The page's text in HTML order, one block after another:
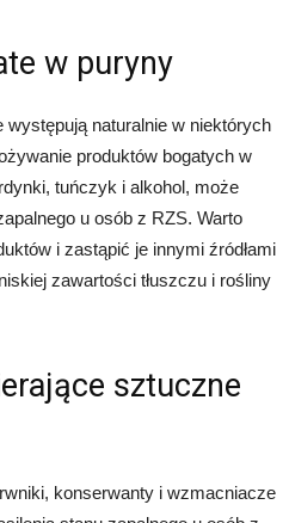
w puryny
naturalnie w niektórych
produktów bogatych w
tuńczyk i alkohol, może
u osób z RZS. Warto
i zastąpić je innymi źródłami
zawartości tłuszczu i rośliny
sztuczne
konserwanty i wzmacniacze